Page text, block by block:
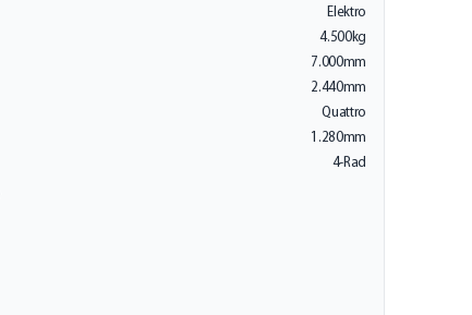
Elektro
4.500kg
7.000mm
2.440mm
Quattro
1.280mm
4-Rad